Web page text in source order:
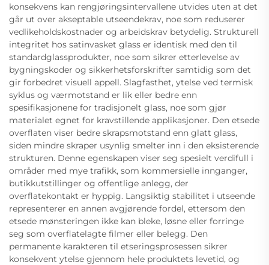
konsekvens kan rengjøringsintervallene utvides uten at det
går ut over akseptable utseendekrav, noe som reduserer
vedlikeholdskostnader og arbeidskrav betydelig. Strukturell
integritet hos satinvasket glass er identisk med den til
standardglassprodukter, noe som sikrer etterlevelse av
bygningskoder og sikkerhetsforskrifter samtidig som det
gir forbedret visuell appell. Slagfasthet, ytelse ved termisk
syklus og værmotstand er lik eller bedre enn
spesifikasjonene for tradisjonelt glass, noe som gjør
materialet egnet for kravstillende applikasjoner. Den etsede
overflaten viser bedre skrapsmotstand enn glatt glass,
siden mindre skraper usynlig smelter inn i den eksisterende
strukturen. Denne egenskapen viser seg spesielt verdifull i
områder med mye trafikk, som kommersielle innganger,
butikkutstillinger og offentlige anlegg, der
overflatekontakt er hyppig. Langsiktig stabilitet i utseende
representerer en annen avgjørende fordel, ettersom den
etsede mønsteringen ikke kan bleke, løsne eller forringe
seg som overflatelagte filmer eller belegg. Den
permanente karakteren til etseringsprosessen sikrer
konsekvent ytelse gjennom hele produktets levetid, og